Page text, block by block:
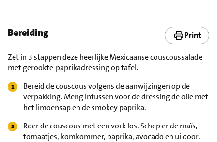
Bereiding Print
Zet in 3 stappen deze heerlijke Mexicaanse couscoussalade
met gerookte-paprikadressing op tafel.
Bereid de couscous volgens de aanwijzingen op de
verpakking. Meng intussen voor de dressing de olie met
het limoensap en de smokey paprika.
Roer de couscous met een vork los. Schep er de maïs,
tomaatjes, komkommer, paprika, avocado en ui door.